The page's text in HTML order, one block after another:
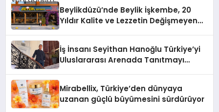
Beylikdüzü’nde Beylik İşkembe, 20
Yıldır Kalite ve Lezzetin Değişmeyen
İş İnsanı Seyithan Hanoğlu Türkiye’yi
Uluslararası Arenada Tanıtmayı
Mirabellix, Türkiye’den dünyaya
uzanan güçlü büyümesini sürdürüyor